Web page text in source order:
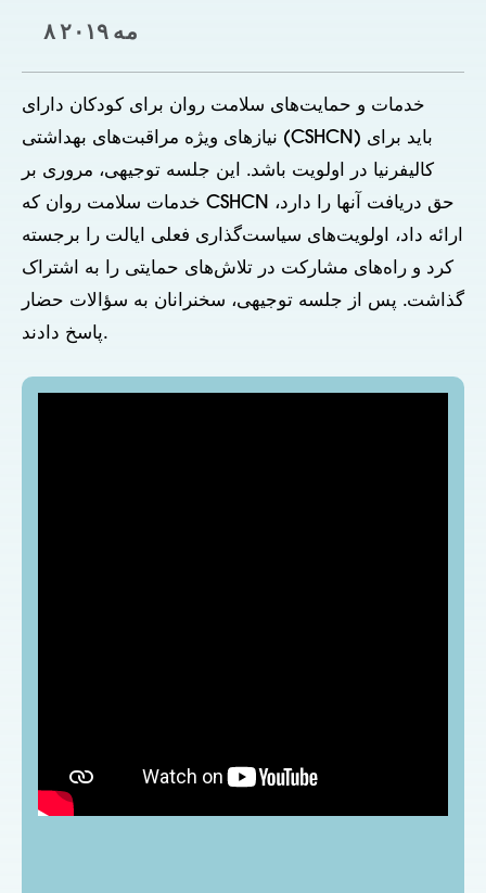
۸ مه ۲۰۱۹
خدمات و حمایت‌های سلامت روان برای کودکان دارای
نیازهای ویژه مراقبت‌های بهداشتی (CSHCN) باید برای
کالیفرنیا در اولویت باشد. این جلسه توجیهی، مروری بر
خدمات سلامت روان که CSHCN حق دریافت آنها را دارد،
ارائه داد، اولویت‌های سیاست‌گذاری فعلی ایالت را برجسته
کرد و راه‌های مشارکت در تلاش‌های حمایتی را به اشتراک
گذاشت. پس از جلسه توجیهی، سخنرانان به سؤالات حضار
پاسخ دادند.